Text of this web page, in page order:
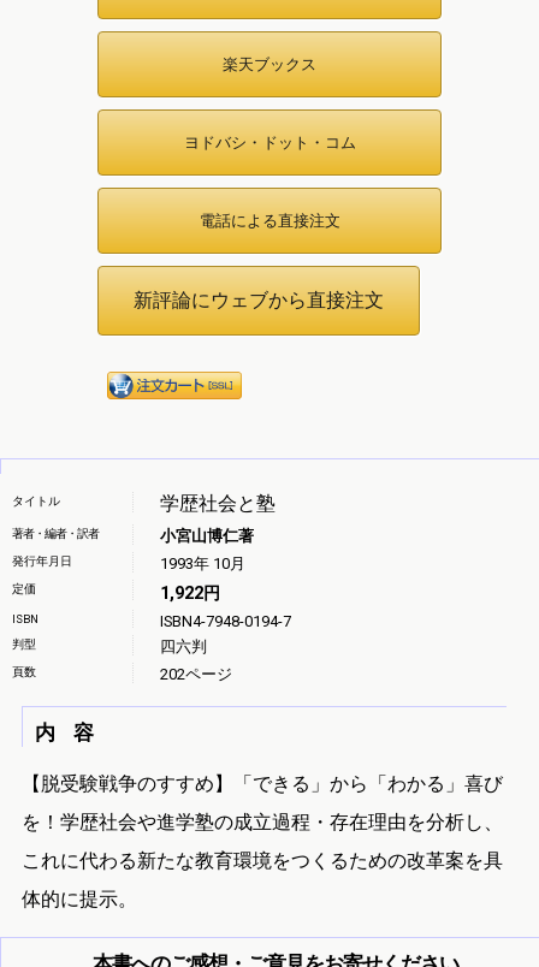
楽天ブックス
ヨドバシ・ドット・コム
電話による直接注文
学歴社会と塾
タイトル
著者・編者・訳者 小宮山博仁著
発行年月日 1993年 10月
定価 1,922円
ISBN ISBN4-7948-0194-7
判型 四六判
頁数 202ページ
内 容
【脱受験戦争のすすめ】「できる」から「わかる」喜び
を！学歴社会や進学塾の成立過程・存在理由を分析し、
これに代わる新たな教育環境をつくるための改革案を具
体的に提示。